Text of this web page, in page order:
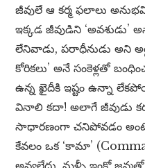
జీవులే ఆ కర్మ ఫలాలు
ఇక్కడ జీవుడిని
లేనివాడు, పరాధీనుడు అని
కోరికలు’ అనే సంకెళ్లతో
ఉన్న ఖైదీకి ఇష్టం ఉన్నా
వినాలి కదా! అలాగే జీవుడు
సాధారణంగా చనిపోవడం అంటే
కేవలం ఒక ‘కామా’